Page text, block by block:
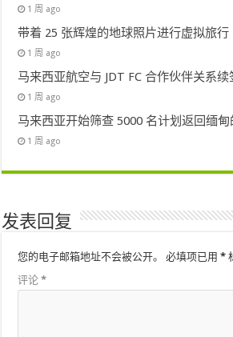
1 周 ago
带着 25 张辉煌的地球照片进行虚拟旅行
1 周 ago
马来西亚航空与 JDT FC 合作伙伴关系
1 周 ago
马来西亚开始筛查 5000 名计划返回缅甸
1 周 ago
发表回复
您的电子邮箱地址不会被公开。 必填项已用*
评论*